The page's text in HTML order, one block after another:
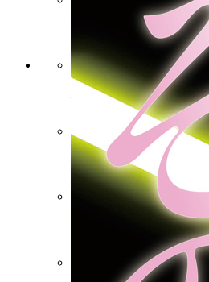
作品一覧と試し読み
最新コミックス